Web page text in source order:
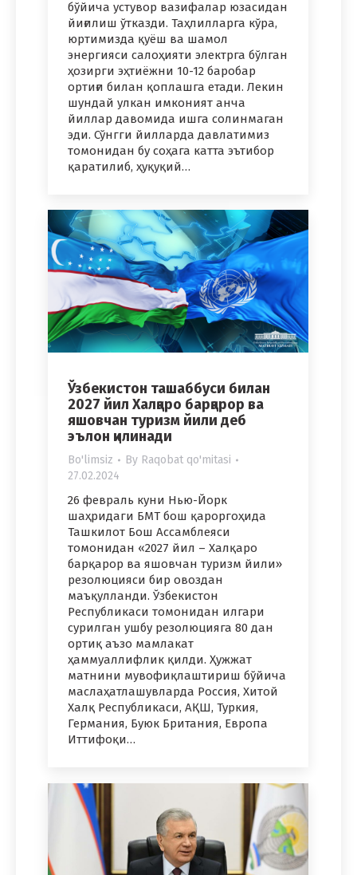
бўйича устувор вазифалар юзасидан
йиғилиш ўтказди. Таҳлилларга кўра,
юртимизда қуёш ва шамол
энергияси салоҳияти электрга бўлган
ҳозирги эҳтиёжни 10-12 баробар
ортиғи билан қоплашга етади. Лекин
шундай улкан имконият анча
йиллар давомида ишга солинмаган
эди. Сўнгги йилларда давлатимиз
томонидан бу соҳага катта эътибор
қаратилиб, ҳуқуқий…
Ўзбекистон ташаббуси билан
2027 йил Халқаро барқарор ва
яшовчан туризм йили деб
эълон қилинади
Bo'limsiz By Raqobat qo'mitasi
27.02.2024
26 февраль куни Нью-Йорк
шаҳридаги БМТ бош қароргоҳида
Ташкилот Бош Ассамблеяси
томонидан «2027 йил – Халқаро
барқарор ва яшовчан туризм йили»
резолюцияси бир овоздан
маъқулланди. Ўзбекистон
Республикаси томонидан илгари
сурилган ушбу резолюцияга 80 дан
ортиқ аъзо мамлакат
ҳаммуаллифлик қилди. Ҳужжат
матнини мувофиқлаштириш бўйича
маслаҳатлашувларда Россия, Хитой
Халқ Республикаси, АҚШ, Туркия,
Германия, Буюк Британия, Европа
Иттифоқи…